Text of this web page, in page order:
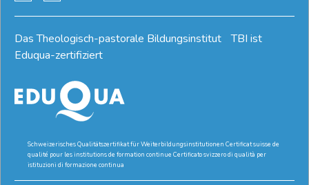
Das Theologisch-pastorale Bildungsinstitut TBI ist
Eduqua-zertifiziert
Schweizerisches Qualitätszertifikat für Weiterbildungsinstitutionen Certificat suisse de
qualité pour les institutions de formation continue Certificato svizzero di qualità per
istituzioni di formazione continua